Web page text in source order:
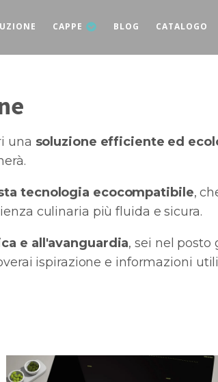
CAPPE BLOG CATALOGO
una soluzione efficiente ed
tecnologia ecocompatibile,
culinaria più fluida e sicura.
e all'avanguardia, sei nel posto
ispirazione e informazioni